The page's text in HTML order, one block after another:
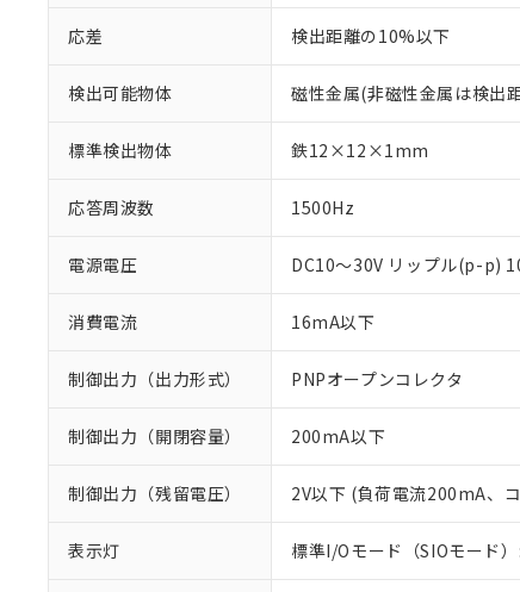
応差 検出距離の10%以下
検出可能物体 磁性金属(非磁性金属は検出
標準検出物体 鉄12×12×1mm
応答周波数 1500Hz
電源電圧 DC10～30V リップル(p-p)
消費電流 16mA以下
制御出力（出力形式） PNPオープンコレクタ
制御出力（開閉容量） 200mA以下
制御出力（残留電圧） 2V以下 (負荷電流200mA、
表示灯 標準I/Oモード（SIOモード
※1 対応状況
対応済み：
対応予定：EU